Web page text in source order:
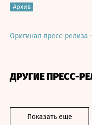
Архив
Оригинал пресс-релиза
ДРУГИЕ ПРЕСС-
Показать еще